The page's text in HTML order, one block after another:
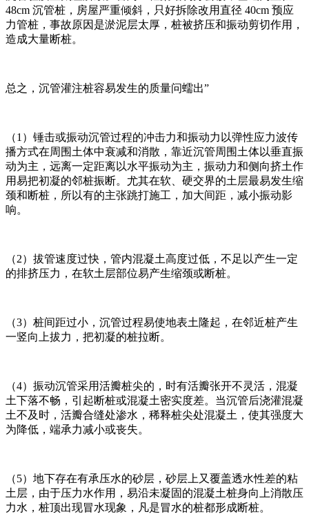
48cm 沉管桩，房屋严重倾斜，只好拆除改用直径 40cm 预应
力管桩，事故原因是淤泥层太厚，桩被挤压和振动剪切作用，
造成大量断桩。
总之，沉管灌注桩容易发生的质量问蠕出”
（1）锤击或振动沉管过程的冲击力和振动力以弹性应力波传
播方式在周围土体中衰减和消散，靠近沉管周围土体以垂直振
动为主，远离一定距离以水平振动为主，振动力和侧向挤土作
用易把初凝的邻桩振断。尤其在软、硬交界的土层最易发生缩
颈和断桩，所以有的主张跳打施工，加大间距，减小振动影
响。
（2）拔管速度过快，管内混凝土高度过低，不足以产生一定
的排挤压力，在软土层部位易产生缩颈或断桩。
（3）桩间距过小，沉管过程易使地表土隆起，在邻近桩产生
一竖向上拔力，把初凝的桩拉断。
（4）振动沉管采用活瓣桩尖的，时有活瓣张开不灵活，混凝
土下落不畅，引起断桩或混凝土密实度差。当沉管后浇灌混凝
土不及时，活瓣合缝处渗水，稀释桩尖处混凝土，使其强度大
为降低，端承力减小或丧失。
（5）地下存在有承压水的砂层，砂层上又覆盖透水性差的粘
土层，由于压力水作用，易沿未凝固的混凝土桩身向上消散压
力水，桩顶出现冒水现象，凡是冒水的桩都形成断桩。